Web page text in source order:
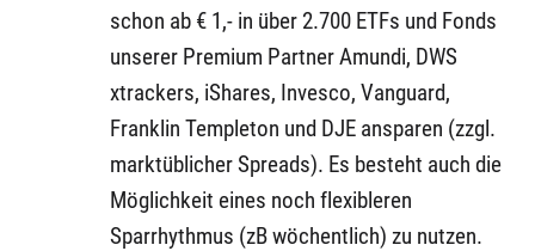
schon ab € 1,- in über 2.700 ETFs und Fonds
unserer Premium Partner Amundi, DWS
xtrackers, iShares, Invesco, Vanguard,
Franklin Templeton und DJE ansparen (zzgl.
marktüblicher Spreads). Es besteht auch die
Möglichkeit eines noch flexibleren
Sparrhythmus (zB wöchentlich) zu nutzen.